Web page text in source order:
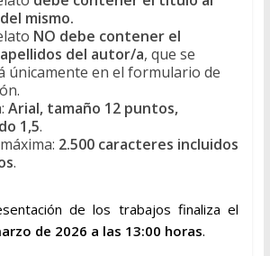
mismo.
NO debe contener el
del autor/a, que se
únicamente en el formulario de
Arial, tamaño 12 puntos,
1,5.
2.500 caracteres incluidos
.
de los trabajos finaliza el
de 2026 a las 13:00 horas.